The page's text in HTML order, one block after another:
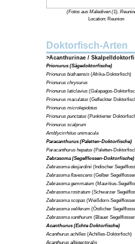
(Fotos aus Malediven (1),
Location: Reunion
Doktorfisch-Arten
>Acanthurinae /
Prionurus (Sägedoktorfische)
Prionurus biafraensis (Afrika-Doktorfisch)
Prionurus chrysurus
Prionurus laticlavius (Galapagos-
Prionurus maculatus (Gefleckter
Prionurus microlepidotus
Prionurus punctatus (Punktierter
Prionurus scalprum
Amblycirrhitus unimacula
Paracanthurus (Paletten-Doktorfische)
Paracanthurus hepatus (Paletten-
Zebrasoma (Segelflossen-Doktorfische)
Zebrasoma desjardinii (Indischer
Zebrasoma flavescens (Gelber
Zebrasoma gemmatum (Mauritius-
Zebrasoma rostratum (Schwarzer
Zebrasoma scopas (Weißdorn-
Zebrasoma veliferum (Östlicher
Zebrasoma xanthurum (Blauer
Acanthurus (Echte Doktorfische)
Acanthurus achilles (Achilles-Doktorfisch)
Acanthurus albipectoralis